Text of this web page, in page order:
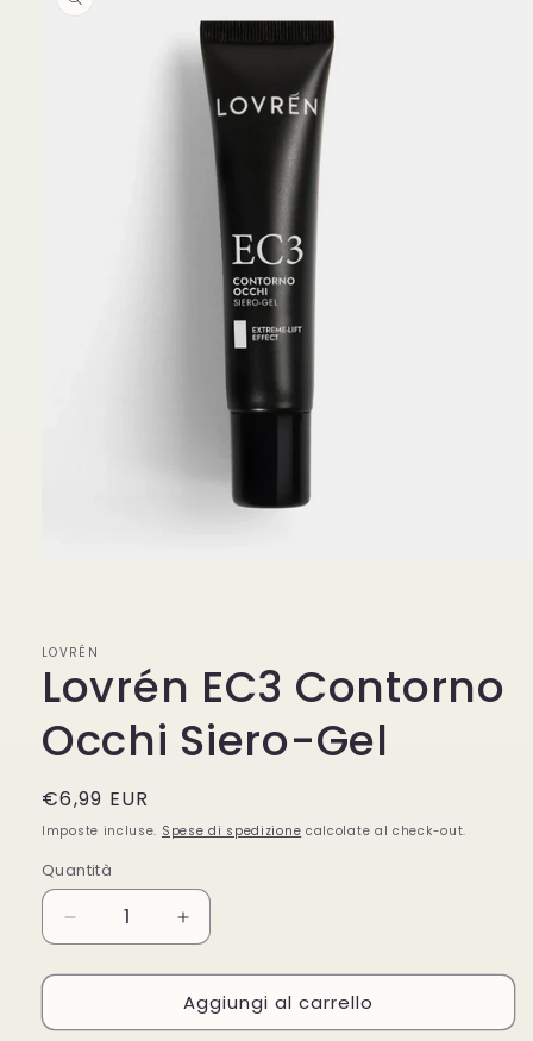
prodotto
finestra
modale
LOVRÉN
Lovrén EC3 Contorno
Occhi Siero-Gel
Prezzo
di
€6,99 EUR
Imposte incluse. Spese di spedizione calcolate al check-out.
Quantità
Quantità
Diminuisci
quantità
per
EC3
Aumenta
quantità
per
Lovrén
EC3
Aggiungi al carrello